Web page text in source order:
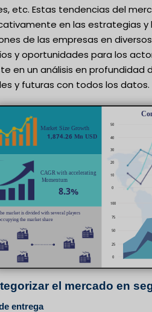
etc. Estas tendencias del
en las estrategias
de las empresas en
y oportunidades para los
en un análisis en profundidad
y futuras con todos los datos.
el mercado en
entrega